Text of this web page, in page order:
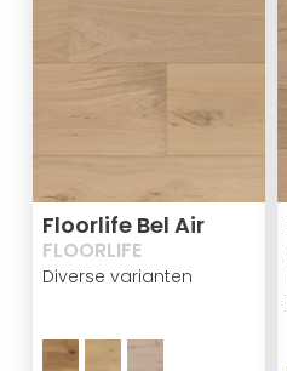
Floorlife Bel Air
FLOORLIFE
Diverse varianten